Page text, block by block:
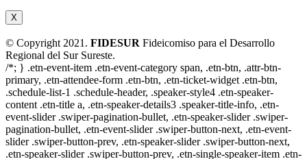
X
© Copyright 2021. FIDESUR Fideicomiso para el Desarrollo
Regional del Sur Sureste.
/*; } .etn-event-item .etn-event-category span, .etn-btn, .attr-btn-
primary, .etn-attendee-form .etn-btn, .etn-ticket-widget .etn-btn,
.schedule-list-1 .schedule-header, .speaker-style4 .etn-speaker-
content .etn-title a, .etn-speaker-details3 .speaker-title-info, .etn-
event-slider .swiper-pagination-bullet, .etn-speaker-slider .swiper-
pagination-bullet, .etn-event-slider .swiper-button-next, .etn-event-
slider .swiper-button-prev, .etn-speaker-slider .swiper-button-next,
.etn-speaker-slider .swiper-button-prev, .etn-single-speaker-item .etn-